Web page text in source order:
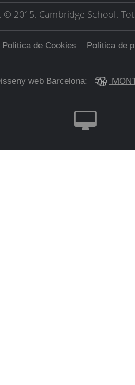
© 2015. Cambridge School.
Política de Cookies Política de
web Barcelona: